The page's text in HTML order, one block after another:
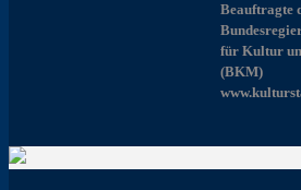
Beauftragte
für Kultur
(BKM)